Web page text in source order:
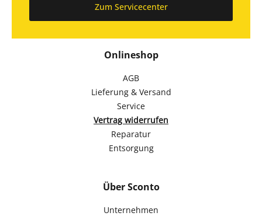
Onlineshop
AGB
Lieferung & Versand
Service
Vertrag widerrufen
Reparatur
Entsorgung
Über Sconto
Unternehmen
Zum Servicecenter